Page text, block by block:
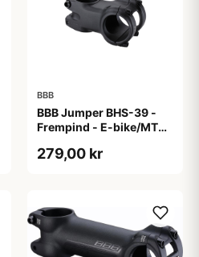
BBB
BBB Jumper BHS-39 -
Frempind - E-bike/MTB -
279,00 kr